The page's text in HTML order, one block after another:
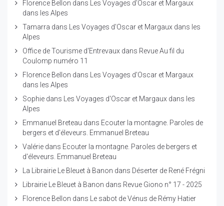
Florence Bellon dans
Les Voyages d'Oscar et Margaux
dans les Alpes
Tamarra dans
Les Voyages d'Oscar et Margaux dans les
Alpes
Office de Tourisme d'Entrevaux dans Revue Au fil du
Coulomp numéro 11
Florence Bellon dans
Les Voyages d'Oscar et Margaux
dans les Alpes
Sophie dans
Les Voyages d'Oscar et Margaux dans les
Alpes
Emmanuel Breteau dans Ecouter la montagne. Paroles de
bergers et d'éleveurs. Emmanuel Breteau
Valérie dans Ecouter la montagne. Paroles de bergers et
d'éleveurs. Emmanuel Breteau
La Librairie Le Bleuet à Banon dans Déserter de René Frégni
Librairie Le Bleuet à Banon dans Revue Giono n° 17 - 2025
Florence Bellon dans
Le sabot de Vénus de Rémy Hatier